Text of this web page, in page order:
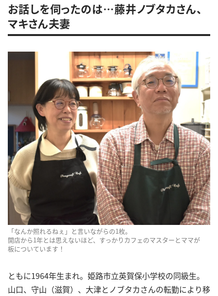
お話しを伺ったのは…藤井ノブタカさん、
マキさん夫妻
「なんか照れるねぇ」と言いながらの1枚。
開店から1年とは思えないほど、すっかりカフェのマスターとママが
板についています！
ともに1964年生まれ。姫路市立英賀保小学校の同級生。
山口、守山（滋賀）、大津とノブタカさんの転勤により移